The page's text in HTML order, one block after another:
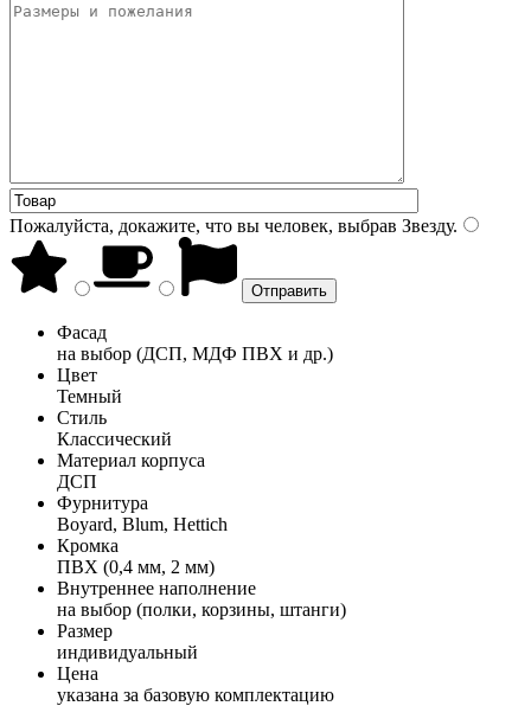
Пожалуйста, докажите, что вы человек, выбрав Звезду.
Фасад
на выбор (ДСП, МДФ ПВХ и др.)
Цвет
Темный
Стиль
Классический
Материал корпуса
ДСП
Фурнитура
Boyard, Blum, Hettich
Кромка
ПВХ (0,4 мм, 2 мм)
Внутреннее наполнение
на выбор (полки, корзины, штанги)
Размер
индивидуальный
Цена
указана за базовую комплектацию